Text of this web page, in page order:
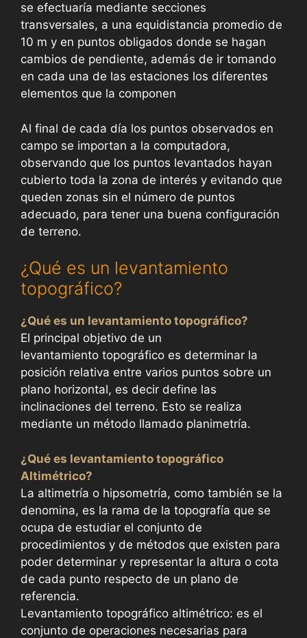
se efectuaría mediante secciones
transversales, a una equidistancia promedio de
10 m y en puntos obligados donde se hagan
cambios de pendiente, además de ir tomando
en cada una de las estaciones los diferentes
elementos que la componen
Al final de cada día los puntos observados en
campo se importan a la computadora,
observando que los puntos levantados hayan
cubierto toda la zona de interés y evitando que
queden zonas sin el número de puntos
adecuado, para tener una buena configuración
de terreno.
¿Qué es un levantamiento
topográfico?
¿Qué es un levantamiento topográfico?
El principal objetivo de un
levantamiento topográfico es determinar la
posición relativa entre varios puntos sobre un
plano horizontal, es decir define las
inclinaciones del terreno. Esto se realiza
mediante un método llamado planimetría.
¿Qué es levantamiento topográfico
Altimétrico?
La altimetría o hipsometría, como también se la
denomina, es la rama de la topografía que se
ocupa de estudiar el conjunto de
procedimientos y de métodos que existen para
poder determinar y representar la altura o cota
de cada punto respecto de un plano de
referencia.
Levantamiento topográfico altimétrico: es el
conjunto de operaciones necesarias para